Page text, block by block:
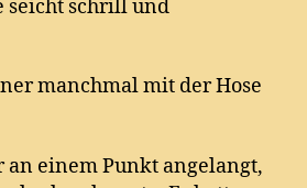
seicht schrill und
manchmal mit der Hose
an einem Punkt angelangt,